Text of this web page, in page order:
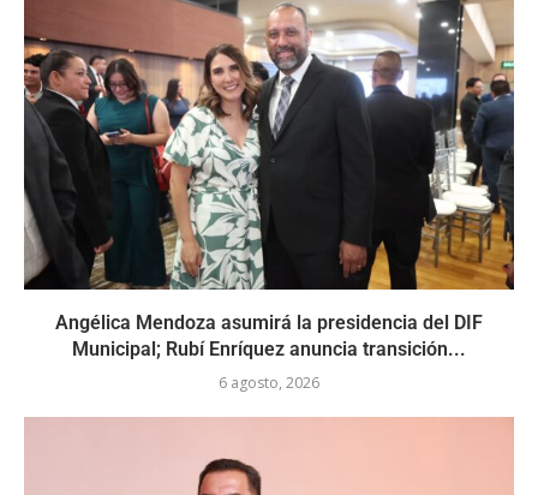
Angélica Mendoza asumirá la presidencia del DIF
Municipal; Rubí Enríquez anuncia transición...
6 agosto, 2026